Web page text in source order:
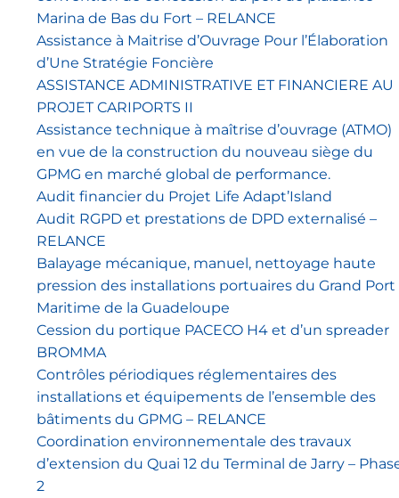
Marina de Bas du Fort – RELANCE
Assistance à Maitrise d’Ouvrage Pour l’Élaboration
d’Une Stratégie Foncière
ASSISTANCE ADMINISTRATIVE ET FINANCIERE AU
PROJET CARIPORTS II
Assistance technique à maîtrise d’ouvrage (ATMO)
en vue de la construction du nouveau siège du
GPMG en marché global de performance.
Audit financier du Projet Life Adapt’Island
Audit RGPD et prestations de DPD externalisé –
RELANCE
Balayage mécanique, manuel, nettoyage haute
pression des installations portuaires du Grand Port
Maritime de la Guadeloupe
Cession du portique PACECO H4 et d’un spreader
BROMMA
Contrôles périodiques réglementaires des
installations et équipements de l’ensemble des
bâtiments du GPMG – RELANCE
Coordination environnementale des travaux
d’extension du Quai 12 du Terminal de Jarry –
2